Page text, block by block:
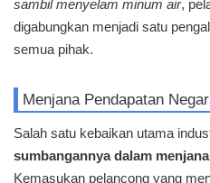
sambil menyelam minum air,
digabungkan menjadi satu
semua pihak.
Menjana Pendapatan
Salah satu kebaikan utama
sumbangannya dalam
Kemasukan pelancong yang